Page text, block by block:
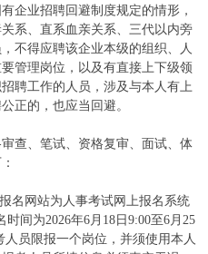
企业招聘回避制度规定的情形，
系、直系血亲关系、三代以内旁
不得应聘该企业本级的组织、人
管理岗位，以及有直接上下级领
聘工作的人员，涉及与本人有上
正的，也应当回避。
查、笔试、资格复审、面试、体
名网站为人事考试网上报名系统
时间为2026年6月18日9:00至6月25
人员限报一个岗位，并须使用本人